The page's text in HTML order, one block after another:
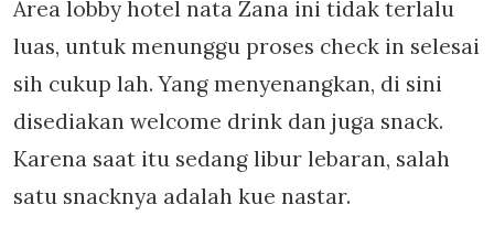
Area lobby hotel nata Zana ini tidak terlalu
luas, untuk menunggu proses check in selesai
sih cukup lah. Yang menyenangkan, di sini
disediakan welcome drink dan juga snack.
Karena saat itu sedang libur lebaran, salah
satu snacknya adalah kue nastar.